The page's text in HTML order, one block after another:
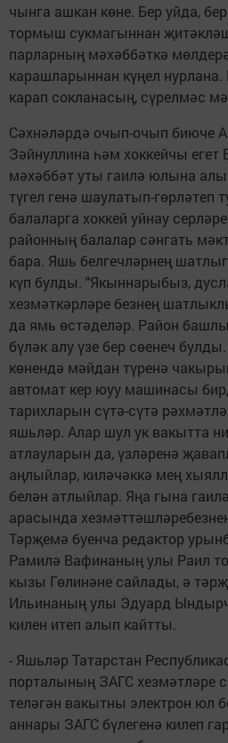
чынга ашкан көне. Бер уйда,
тормыш сукмагыннан
парларның мәхәббәткә
карашларыннан күңел нурлана.
карап сокланасың, сүрелмәс
Сәхнәләрдә очып-очып биюче
Зәйнуллина һәм хоккейчы
мәхәббәт уты гаилә юлына
түгел генә шаулатып-гөрләтеп
балаларга хоккей уйнау
районның балалар сәнгать
бара. Яшь белгечләрнең
күп булды. "Якыннарыбыз,
хезмәткәрләре безнең
да ямь өстәделәр. Район
бүләк алу үзе бер сөенеч
көнендә мәйдан түренә
автомат кер юуу машинасы
тарихларын сүтә-сүтә
яшьләр. Алар шул ук вакытта
атлауларын да, үзләренә
аңлыйлар, киләчәккә мең
белән атлыйлар. Яңа гына
арасында
Тәрҗемә буенча редактор
Рамилә Вафинаның улы Раил
кызы Гөлинәне сайлады, ә
Ильинаның улы Эдуард
килен итеп алып кайтты.
- Яшьләр Татарстан
порталының ЗАГС хезмәтләре
теләгән вакытны электрон юл
аннары ЗАГС бүлегенә килеп